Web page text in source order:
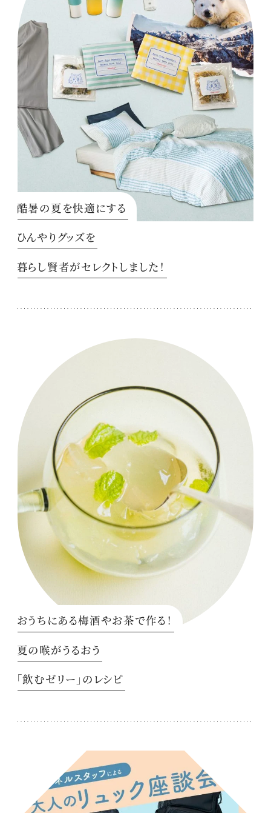
酷暑の夏を快適にする
ひんやりグッズを
暮らし賢者がセレクトしました！
おうちにある梅酒やお茶で作る！
夏の喉がうるおう
「飲むゼリー」のレシピ